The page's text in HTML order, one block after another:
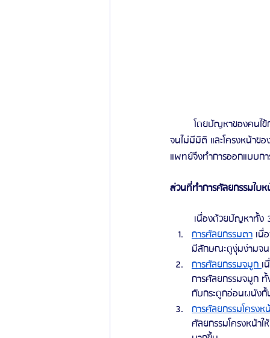
	โดยปัญหาของคนไข้ก่อนได้รับการศัลยกรรมนั้น มีปัญหาอยู่ 3 จุดด้วยกัน นั่นก็คือ ตาชั้นเดียว จมูกที่ดูงุ้มมากเกินไป
จนไม่มีมิติ และโครงหน้าข
แพทย์จึงทำการออกแบบก
ส่วนที่ทำการศัลยกรรมใบห
เนื่องด้วยปัญหาทั้ง
การศัลยกรรมตา เนื่
มีลักษณะดูงุ่มง่ามจน
การศัลยกรรมจมูก เ
การศัลยกรรมจมูก ทั้
กับกระดูกอ่อนผนัง
การศัลยกรรมโครง
ศัลยกรรมโครงหน้าใ